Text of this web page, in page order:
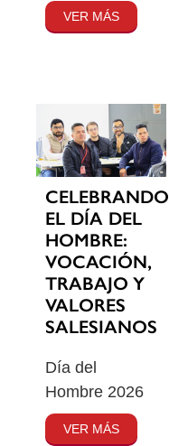
VER MÁS
CELEBRANDO
EL DÍA DEL
HOMBRE:
VOCACIÓN,
TRABAJO Y
VALORES
SALESIANOS
Día del
Hombre 2026
VER MÁS